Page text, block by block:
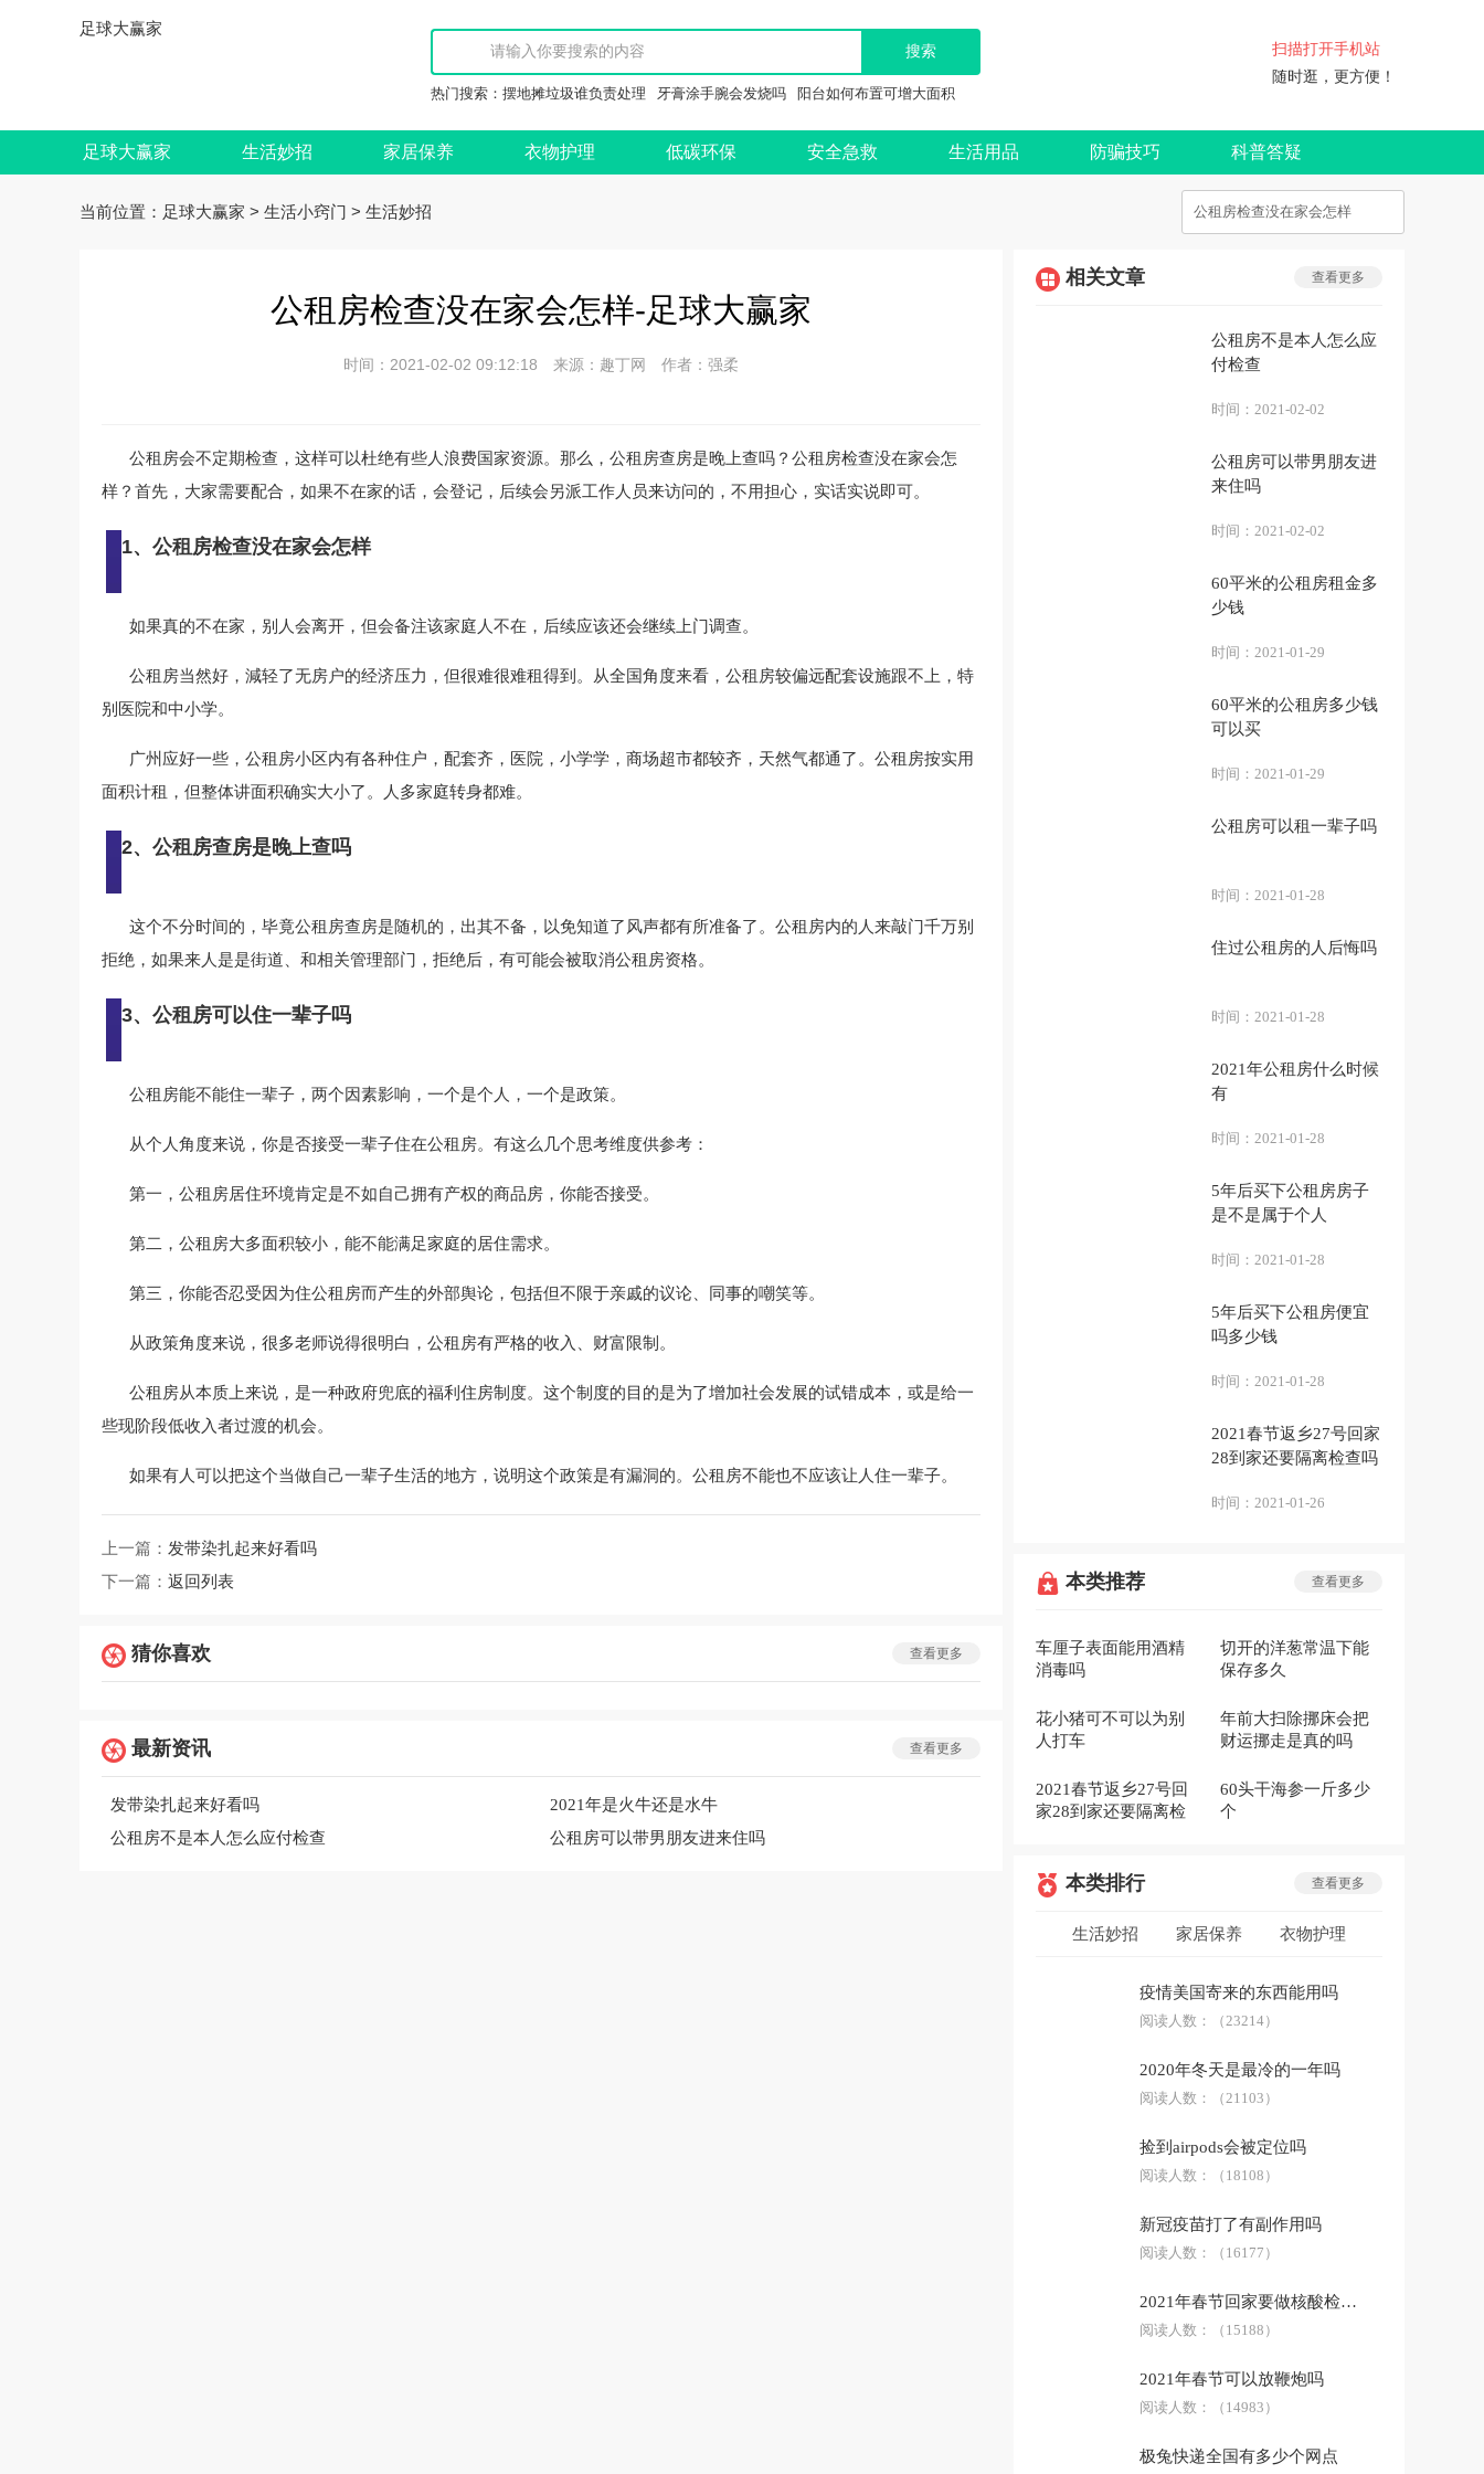
足球大赢家
热门搜索： 摆地摊垃圾谁负责处理 牙膏涂手腕会发烧吗 阳台如何布置可增大面积
扫描打开手机站
随时逛，更方便！
足球大赢家 生活妙招 家居保养 衣物护理 低碳环保 安全急救 生活用品 防骗技巧 科普答疑
当前位置： 足球大赢家 > 生活小窍门 > 生活妙招
公租房检查没在家会怎样-足球大赢家
时间：2021-02-02 09:12:18 来源：趣丁网 作者：强柔
公租房会不定期检查，这样可以杜绝有些人浪费国家资源。那么，公租房查房是晚上查吗？公租房检查没在家会怎
样？首先，大家需要配合，如果不在家的话，会登记，后续会另派工作人员来访问的，不用担心，实话实说即可。
1、公租房检查没在家会怎样
如果真的不在家，别人会离开，但会备注该家庭人不在，后续应该还会继续上门调查。
公租房当然好，減轻了无房户的经济压力，但很难很难租得到。从全国角度来看，公租房较偏远配套设施跟不上，特
别医院和中小学。
广州应好一些，公租房小区内有各种住户，配套齐，医院，小学学，商场超市都较齐，天然气都通了。公租房按实用
面积计租，但整体讲面积确实大小了。人多家庭转身都难。
2、公租房查房是晚上查吗
这个不分时间的，毕竟公租房查房是随机的，出其不备，以免知道了风声都有所准备了。公租房内的人来敲门千万别
拒绝，如果来人是是街道、和相关管理部门，拒绝后，有可能会被取消公租房资格。
3、公租房可以住一辈子吗
公租房能不能住一辈子，两个因素影响，一个是个人，一个是政策。
从个人角度来说，你是否接受一辈子住在公租房。有这么几个思考维度供参考：
第一，公租房居住环境肯定是不如自己拥有产权的商品房，你能否接受。
第二，公租房大多面积较小，能不能满足家庭的居住需求。
第三，你能否忍受因为住公租房而产生的外部舆论，包括但不限于亲戚的议论、同事的嘲笑等。
从政策角度来说，很多老师说得很明白，公租房有严格的收入、财富限制。
公租房从本质上来说，是一种政府兜底的福利住房制度。这个制度的目的是为了增加社会发展的试错成本，或是给一
些现阶段低收入者过渡的机会。
如果有人可以把这个当做自己一辈子生活的地方，说明这个政策是有漏洞的。公租房不能也不应该让人住一辈子。
上一篇： 发带染扎起来好看吗
下一篇： 返回列表
猜你喜欢 查看更多
最新资讯 查看更多
发带染扎起来好看吗
2021年是火牛还是水牛
公租房不是本人怎么应付检查
公租房可以带男朋友进来住吗
相关文章 查看更多
公租房不是本人怎么应
付检查
时间： 2021-02-02
公租房可以带男朋友进
来住吗
时间： 2021-02-02
60平米的公租房租金多
少钱
时间： 2021-01-29
60平米的公租房多少钱
可以买
时间： 2021-01-29
公租房可以租一辈子吗
时间： 2021-01-28
住过公租房的人后悔吗
时间： 2021-01-28
2021年公租房什么时候
有
时间： 2021-01-28
5年后买下公租房房子
是不是属于个人
时间： 2021-01-28
5年后买下公租房便宜
吗多少钱
时间： 2021-01-28
2021春节返乡27号回家
28到家还要隔离检查吗
时间： 2021-01-26
本类推荐 查看更多
车厘子表面能用酒精
消毒吗
切开的洋葱常温下能
保存多久
花小猪可不可以为别
人打车
年前大扫除挪床会把
财运挪走是真的吗
2021春节返乡27号回
家28到家还要隔离检
60头干海参一斤多少
个
本类排行 查看更多
生活妙招 家居保养 衣物护理
科普答疑
疫情美国寄来的东西能用吗
阅读人数： （23214）
2020年冬天是最冷的一年吗
阅读人数： （21103）
捡到airpods会被定位吗
阅读人数： （18108）
新冠疫苗打了有副作用吗
阅读人数： （16177）
2021年春节回家要做核酸检测吗
阅读人数： （15188）
2021年春节可以放鞭炮吗
阅读人数： （14983）
极兔快递全国有多少个网点